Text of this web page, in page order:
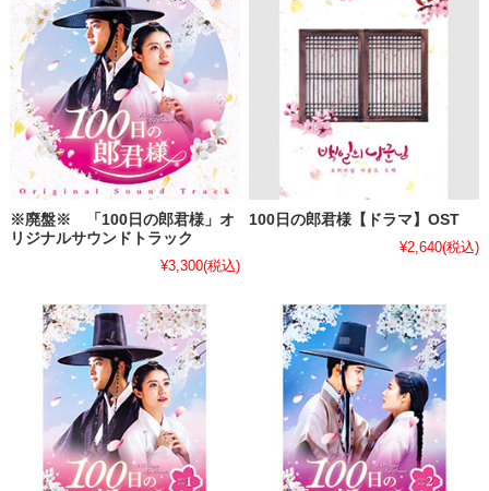
※廃盤※ 「100日の郎君様」オ
リジナルサウンドトラック
¥3,300(税込)
100日の郎君様【ドラマ】OST
¥2,640(税込)